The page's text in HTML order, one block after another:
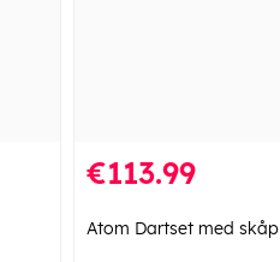
€113.99
Atom Dartset med skåp